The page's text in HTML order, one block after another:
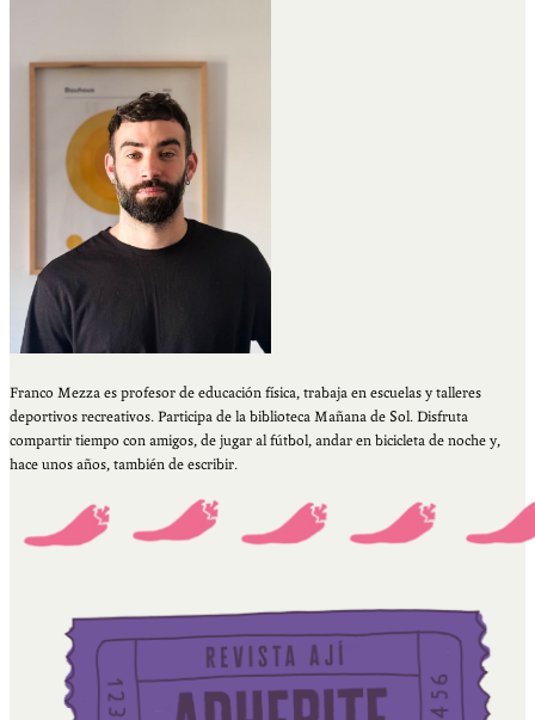
Franco Mezza es profesor de educación física, trabaja en escuelas y talleres
deportivos recreativos. Participa de la biblioteca Mañana de Sol. Disfruta
compartir tiempo con amigos, de jugar al fútbol, andar en bicicleta de noche y,
hace unos años, también de escribir.